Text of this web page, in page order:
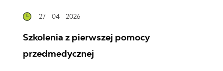
27 - 04 - 2026
Szkolenia z pierwszej pomocy
przedmedycznej